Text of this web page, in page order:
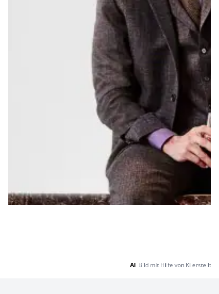
Bildverlinkung
AI Bild mit Hilfe von KI erstellt